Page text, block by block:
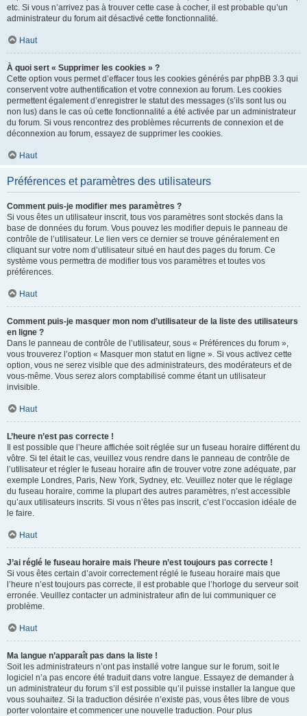
etc. Si vous n’arrivez pas à trouver cette case à cocher, il est probable qu’un
administrateur du forum ait désactivé cette fonctionnalité.
Haut
À quoi sert « Supprimer les cookies » ?
Cette option vous permet d’effacer tous les cookies générés par phpBB 3.3 qui
conservent votre authentification et votre connexion au forum. Les cookies
permettent également d’enregistrer le statut des messages (s’ils sont lus ou
non lus) dans le cas où cette fonctionnalité a été activée par un administrateur
du forum. Si vous rencontrez des problèmes récurrents de connexion et de
déconnexion au forum, essayez de supprimer les cookies.
Haut
Préférences et paramètres des utilisateurs
Comment puis-je modifier mes paramètres ?
Si vous êtes un utilisateur inscrit, tous vos paramètres sont stockés dans la
base de données du forum. Vous pouvez les modifier depuis le panneau de
contrôle de l’utilisateur. Le lien vers ce dernier se trouve généralement en
cliquant sur votre nom d’utilisateur situé en haut des pages du forum. Ce
système vous permettra de modifier tous vos paramètres et toutes vos
préférences.
Haut
Comment puis-je masquer mon nom d’utilisateur de la liste des utilisateurs
en ligne ?
Dans le panneau de contrôle de l’utilisateur, sous « Préférences du forum »,
vous trouverez l’option « Masquer mon statut en ligne ». Si vous activez cette
option, vous ne serez visible que des administrateurs, des modérateurs et de
vous-même. Vous serez alors comptabilisé comme étant un utilisateur
invisible.
Haut
L’heure n’est pas correcte !
Il est possible que l’heure affichée soit réglée sur un fuseau horaire différent du
vôtre. Si tel était le cas, veuillez vous rendre dans le panneau de contrôle de
l’utilisateur et régler le fuseau horaire afin de trouver votre zone adéquate, par
exemple Londres, Paris, New York, Sydney, etc. Veuillez noter que le réglage
du fuseau horaire, comme la plupart des autres paramètres, n’est accessible
qu’aux utilisateurs inscrits. Si vous n’êtes pas inscrit, c’est l’occasion idéale de
le faire.
Haut
J’ai réglé le fuseau horaire mais l’heure n’est toujours pas correcte !
Si vous êtes certain d’avoir correctement réglé le fuseau horaire mais que
l’heure n’est toujours pas correcte, il est probable que l’horloge du serveur soit
erronée. Veuillez contacter un administrateur afin de lui communiquer ce
problème.
Haut
Ma langue n’apparaît pas dans la liste !
Soit les administrateurs n’ont pas installé votre langue sur le forum, soit le
logiciel n’a pas encore été traduit dans votre langue. Essayez de demander à
un administrateur du forum s’il est possible qu’il puisse installer la langue que
vous souhaitez. Si la traduction désirée n’existe pas, vous êtes libre de vous
porter volontaire et commencer une nouvelle traduction. Pour plus